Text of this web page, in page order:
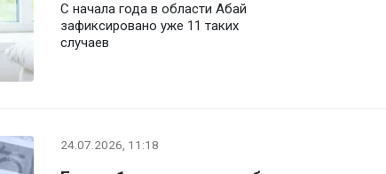
С начала года в области Абай
зафиксировано уже 11 таких
случаев
24.07.2026, 11:18